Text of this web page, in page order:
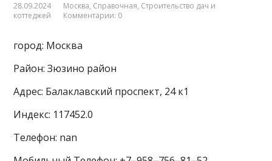
28.09.2024 Москва, Справочная, Строительство дач и
коттеджей
Комментарии: 0
город: Москва
Район: Зюзино район
Адрес: Балаклавский проспект, 24 к1
Индекс: 117452.0
Телефон: nan